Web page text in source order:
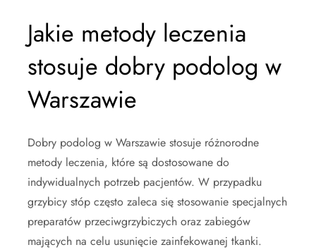
Jakie metody leczenia
stosuje dobry podolog w
Warszawie
Dobry podolog w Warszawie stosuje różnorodne
metody leczenia, które są dostosowane do
indywidualnych potrzeb pacjentów. W przypadku
grzybicy stóp często zaleca się stosowanie specjalnych
preparatów przeciwgrzybiczych oraz zabiegów
mających na celu usunięcie zainfekowanej tkanki.